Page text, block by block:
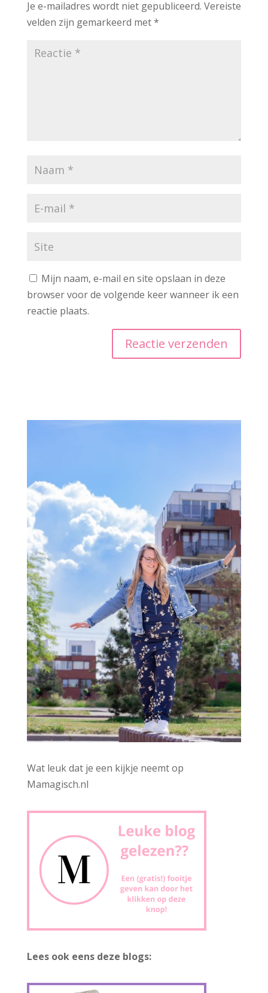
Je e-mailadres wordt niet gepubliceerd. Vereiste
velden zijn gemarkeerd met*
Mijn naam, e-mail en site opslaan in deze
browser voor de volgende keer wanneer ik een
reactie plaats.
i
v
e
:
Wat leuk dat je een kijkje neemt op
Mamagisch.nl
Lees ook eens deze blogs: